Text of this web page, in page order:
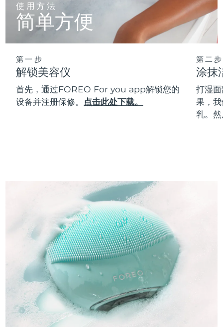
使用方法
简单方便
第一步
解锁美容仪
首先，通过FOREO For you app解锁您的
设备并注册保修。 点击此处下载。
第二步
涂抹
打湿
果，
乳。